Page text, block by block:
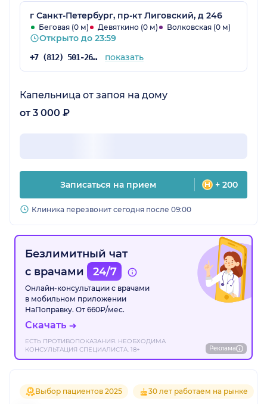
г Санкт-Петербург, пр-кт Лиговский, д 246
Беговая (0 м) Девяткино (0 м) Волковская (0 м)
Открыто до 23:59
+7 (812) 501-26-34 показать
Капельница от запоя на дому
от 3 000 ₽
Записаться на прием + 200
Клиника перезвонит сегодня после 09:00
Безлимитный чат
с врачами
24/7
Онлайн-консультации с врачами
в мобильном приложении
НаПоправку. От 660₽/мес.
Скачать
ЕСТЬ ПРОТИВОПОКАЗАНИЯ. НЕОБХОДИМА
КОНСУЛЬТАЦИЯ СПЕЦИАЛИСТА. 18+
Реклама
Выбор пациентов 2025 30 лет работаем на рынке